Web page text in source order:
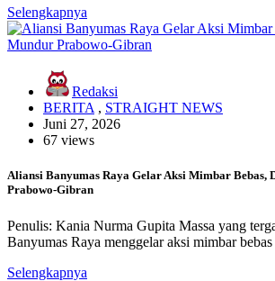
Selengkapnya
Redaksi
BERITA , STRAIGHT NEWS
Juni 27, 2026
67 views
Aliansi Banyumas Raya Gelar Aksi Mimbar Bebas,
Prabowo-Gibran
Penulis: Kania Nurma Gupita Massa yang
Banyumas Raya menggelar aksi mimbar
Selengkapnya